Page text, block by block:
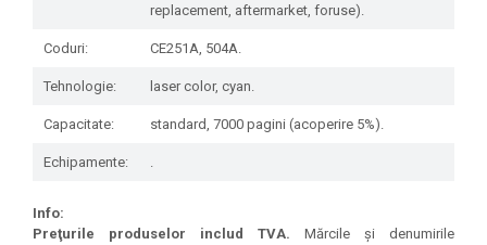
replacement, aftermarket, foruse).
Coduri: CE251A, 504A.
Tehnologie: laser color, cyan.
Capacitate: standard, 7000 pagini (acoperire 5%).
Echipamente: .
Info:
Preţurile produselor includ TVA. Mărcile şi denumirile